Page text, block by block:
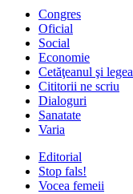
Congres
Oficial
Social
Economie
Cetăţeanul şi legea
Cititorii ne scriu
Dialoguri
Sanatate
Varia
Editorial
Stop fals!
Vocea femeii